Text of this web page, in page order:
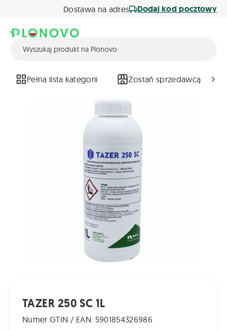
Dostawa na adres Dodaj kod pocztowy
Pełna lista kategorii Zostań sprzedawcą
TAZER 250 SC 1L
Numer GTIN / EAN: 5901854326986